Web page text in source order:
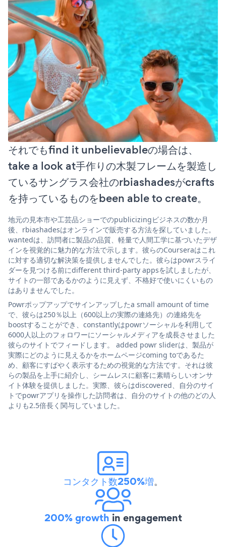
それでもfind it unbelievableの場合は、
take a look at手作りの木製フレームを製造し
ているサングラス会社のrbiashadesがcrafts
を持っているものをbeen able to create。
地元の見本市や工芸品ショーでのpublicizingビジネスの数か月
後、rbiashadesはオンラインで販売する方法を探していました。
wantedは、訪問者に製品の品質、軽量で人間工学に基づいたデザ
インを視覚的に魅力的な方法で示します。彼らのCourseraはこれ
に対する適切な解決策を提供しませんでした。彼らはpowrスライ
ダーを見つける前にdifferent third-party appsを試しましたが、
サイトの一部であるかのように見えず、不格好で使いにくいもの
はありませんでした。
Powrポップアップでサインアップしたa small amount of time
で、彼らは250％以上（600以上の実際の連絡先）の連絡先を
boostすることができ、constantlyはpowrソーシャルを利用して
6000人以上のフォロワーにソーシャルメディアを成長させました
彼らのサイトでフィードします。 added powr sliderは、製品が
実際にどのように見えるかをホームページcoming toであるた
め、顧客にすばやく表示するための視覚的な方法です。それは彼
らの製品を上手に紹介し、シームレスに顧客に素晴らしいオンサ
イト体験を提供しました。実際、彼らはdiscovered、自分のサイ
トでpowrアプリを操作した訪問者は、自分のサイトの他のどの人
よりも2.5倍長く関与していました。
コンタクト数250%増。
200% growth in engagement